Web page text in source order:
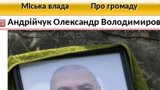
Міська влада Про громаду
Андрійчук Олександр